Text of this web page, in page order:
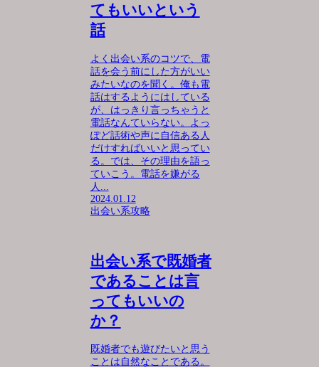
てもいいという
話
よく出会い系のコツで、電
話を会う前にした方がいい
みたいなのを聞く。俺も電
話はするようにはしている
が、はっきり言っちゃうと
電話なんていらない。よっ
ぽど話術や声に自信ある人
だけすればいいと思ってい
る。では、その理由を語っ
ていこう。電話を嫌がる
人...
2024.01.12
出会い系攻略
出会い系で既婚者
であることは言
ってもいいの
か？
既婚者でも遊びたいと思う
ことは自然なことである。